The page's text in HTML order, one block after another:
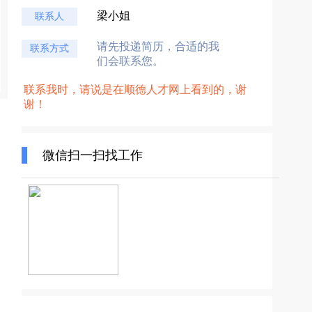
联系人 梁小姐
联系方式
请先投递简历，合适的我
们会联系您。
联系我时，请说是在顺德人才网上看到的，谢
谢！
微信扫一扫找工作